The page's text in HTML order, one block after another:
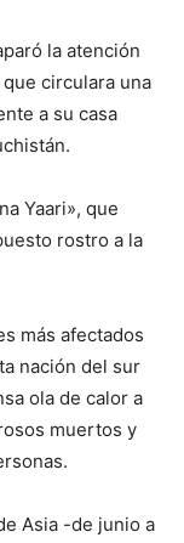
la atención
circulara una
a su casa
Yaari», que
rostro a la
más afectados
nación del sur
ola de calor a
muertos y
Asia -de junio a